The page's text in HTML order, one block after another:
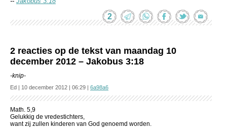
2
2 reacties op de tekst van maandag 10
december 2012 – Jakobus 3:18
-knip-
Ed | 10 december 2012 | 06:29 | 6a98a6
Math. 5,9
Gelukkig de vredestichters,
want zij zullen kinderen van God genoemd worden.